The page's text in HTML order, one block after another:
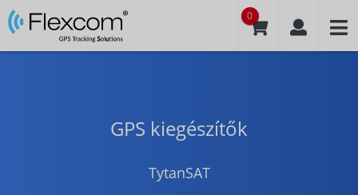
0
GPS kiegészítők
TytanSAT